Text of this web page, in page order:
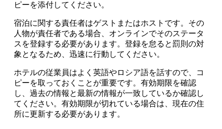
ピーを添付してください。
宿泊に関する責任者はゲストまたはホストです。その
人物が責任者である場合、オンラインでそのステータ
スを登録する必要があります。登録を怠ると罰則の対
象となるため、迅速に行動してください。
ホテルの従業員はよく英語やロシア語を話すので、コ
ピーを取っておくことが重要です。有効期限を確認
し、過去の情報と最新の情報が一致しているか確認し
てください。有効期限が切れている場合は、現在の住
所に更新する必要があります。